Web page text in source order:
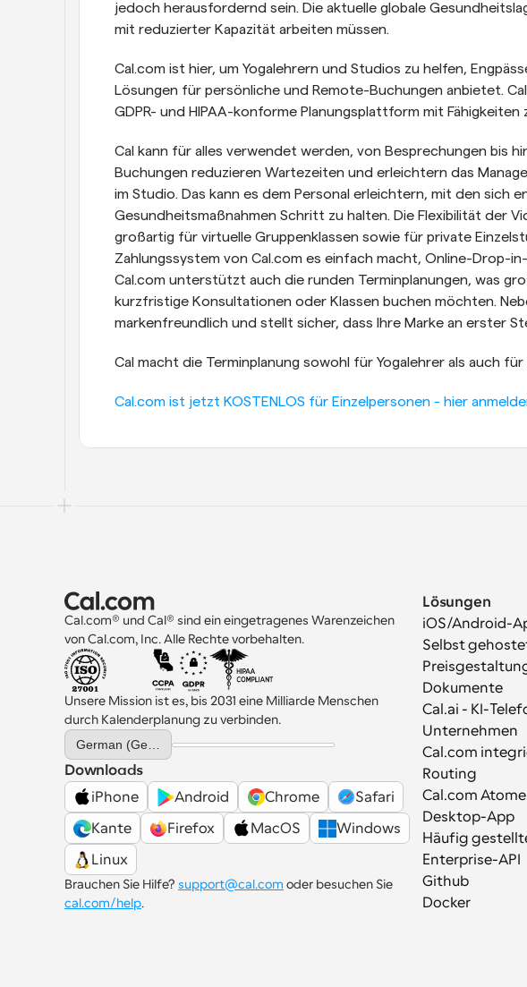
jedoch herausfordernd sein. Die aktuelle globale
mit reduzierter Kapazität arbeiten müssen.
Cal.com ist hier, um Yogalehrern und Studios zu helfen,
Lösungen für persönliche und Remote-Buchungen anbietet.
GDPR- und HIPAA-konforme Planungsplattform mit Fähigkeiten
Cal kann für alles verwendet werden, von Besprechungen bis
Buchungen reduzieren Wartezeiten und erleichtern das
im Studio. Das kann es dem Personal erleichtern, mit den sich
Gesundheitsmaßnahmen Schritt zu halten. Die Flexibilität der
großartig für virtuelle Gruppenklassen sowie für private
Zahlungssystem von Cal.com es einfach macht, Online-Drop-
Cal.com unterstützt auch die runden Terminplanungen, was
kurzfristige Konsultationen oder Klassen buchen möchten.
markenfreundlich und stellt sicher, dass Ihre Marke an erster
Cal macht die Terminplanung sowohl für Yogalehrer als auch
Cal.com ist jetzt KOSTENLOS für Einzelpersonen - hier
Cal.com® und Cal® sind ein eingetragenes Warenzeichen
von Cal.com, Inc. Alle Rechte vorbehalten.
Unsere Mission ist es, bis 2031 eine Milliarde Menschen
durch Kalenderplanung zu verbinden.
Select Language
Downloads
iPhone
Android Chrome
Safari
Kante
Firefox MacOS
Windows
Linux
Brauchen Sie Hilfe? support@cal.com
cal.com/help.
Lösungen
iOS/Android-
Selbst
Dokumente
Cal.ai - KI-
Unternehmen
Cal.com
Routing
Cal.com Atome
Desktop-App
Häufig
Enterprise-API
Github
Docker